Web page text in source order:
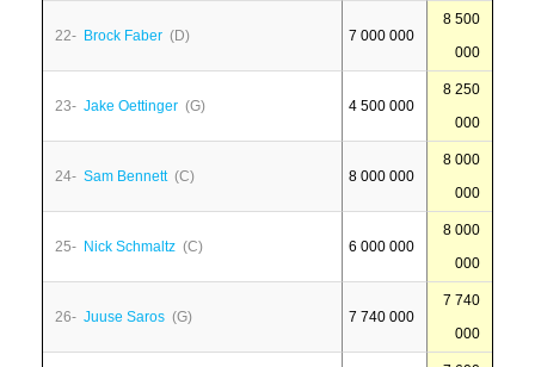
22- Brock Faber (D) 7 000 000
8 500
000
23- Jake Oettinger (G) 4 500 000
8 250
000
24- Sam Bennett(C) 8 000 000
8 000
000
25- Nick Schmaltz (C) 6 000 000
8 000
000
26- Juuse Saros (G) 7 740 000
7 740
000